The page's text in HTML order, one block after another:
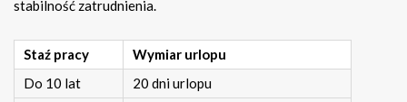
stabilność zatrudnienia.
Staź pracy
Wymiar urlopu
Do 10 lat
20 dni urlopu